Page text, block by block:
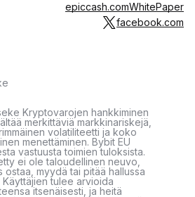
epiccash.comWhitePaper
facebook.com
Kryptovarojen hankkiminen
merkittäviä markkinariskejä,
volatiliteetti ja koko
menettäminen. Bybit EU
vastuusta toimien tuloksista.
ei ole taloudellinen neuvo,
ostaa, myydä tai pitää hallussa
Käyttäjien tulee arvioida
itsenäisesti, ja heitä